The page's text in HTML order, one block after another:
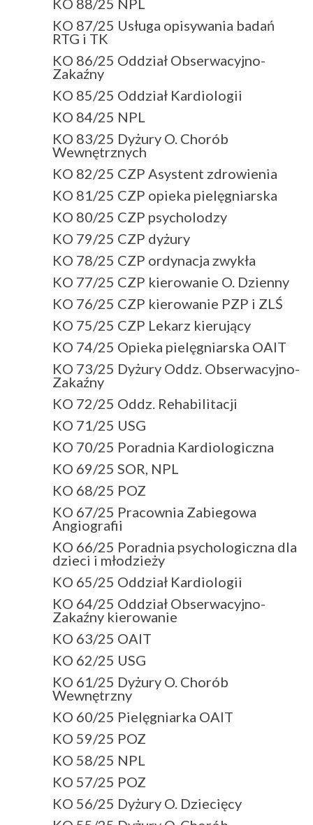
KO 88/25 NPL
KO 87/25 Usługa opisywania badań
RTG i TK
KO 86/25 Oddział Obserwacyjno-
Zakaźny
KO 85/25 Oddział Kardiologii
KO 84/25 NPL
KO 83/25 Dyżury O. Chorób
Wewnętrznych
KO 82/25 CZP Asystent zdrowienia
KO 81/25 CZP opieka pielęgniarska
KO 80/25 CZP psycholodzy
KO 79/25 CZP dyżury
KO 78/25 CZP ordynacja zwykła
KO 77/25 CZP kierowanie O. Dzienny
KO 76/25 CZP kierowanie PZP i ZLŚ
KO 75/25 CZP Lekarz kierujący
KO 74/25 Opieka pielęgniarska OAIT
KO 73/25 Dyżury Oddz. Obserwacyjno-
Zakaźny
KO 72/25 Oddz. Rehabilitacji
KO 71/25 USG
KO 70/25 Poradnia Kardiologiczna
KO 69/25 SOR, NPL
KO 68/25 POZ
KO 67/25 Pracownia Zabiegowa
Angiografii
KO 66/25 Poradnia psychologiczna dla
dzieci i młodzieży
KO 65/25 Oddział Kardiologii
KO 64/25 Oddział Obserwacyjno-
Zakaźny kierowanie
KO 63/25 OAIT
KO 62/25 USG
KO 61/25 Dyżury O. Chorób
Wewnętrzny
KO 60/25 Pielęgniarka OAIT
KO 59/25 POZ
KO 58/25 NPL
KO 57/25 POZ
KO 56/25 Dyżury O. Dziecięcy